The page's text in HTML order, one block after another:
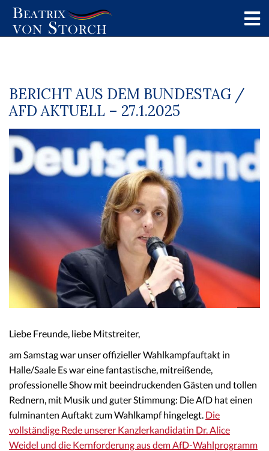
BERICHT AUS DEM BUNDESTAG /
AFD AKTUELL – 27.1.2025
Liebe Freunde, liebe Mitstreiter,
am Samstag war unser offizieller Wahlkampfauftakt in
Halle/Saale Es war eine fantastische, mitreißende,
professionelle Show mit beeindruckenden Gästen und tollen
Rednern, mit Musik und guter Stimmung: Die AfD hat einen
fulminanten Auftakt zum Wahlkampf hingelegt. Die
vollständige Rede unserer Kanzlerkandidatin Dr. Alice
Weidel und die Kernforderung aus dem AfD-Wahlprogramm